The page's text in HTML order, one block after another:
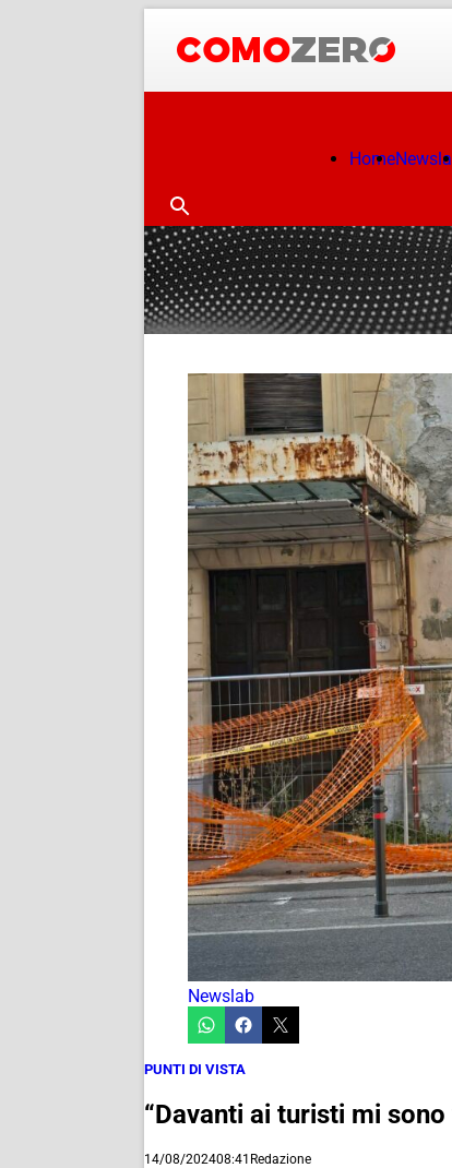
Home
Newslab
PUNTI DI VISTA
“Davanti ai turisti mi
14/08/202408:41 Redazione